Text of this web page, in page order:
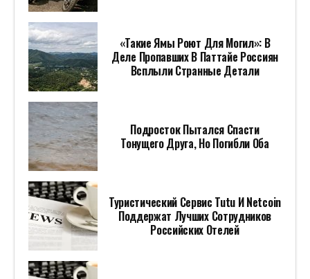
«Такие Ямы Роют Для Могил»: В
Деле Пропавших В Паттайе Россиян
Всплыли Странные Детали
Подросток Пытался Спасти
Тонущего Друга, Но Погибли Оба
Туристический Сервис Tutu И Netcoin
Поддержат Лучших Сотрудников
Российских Отелей